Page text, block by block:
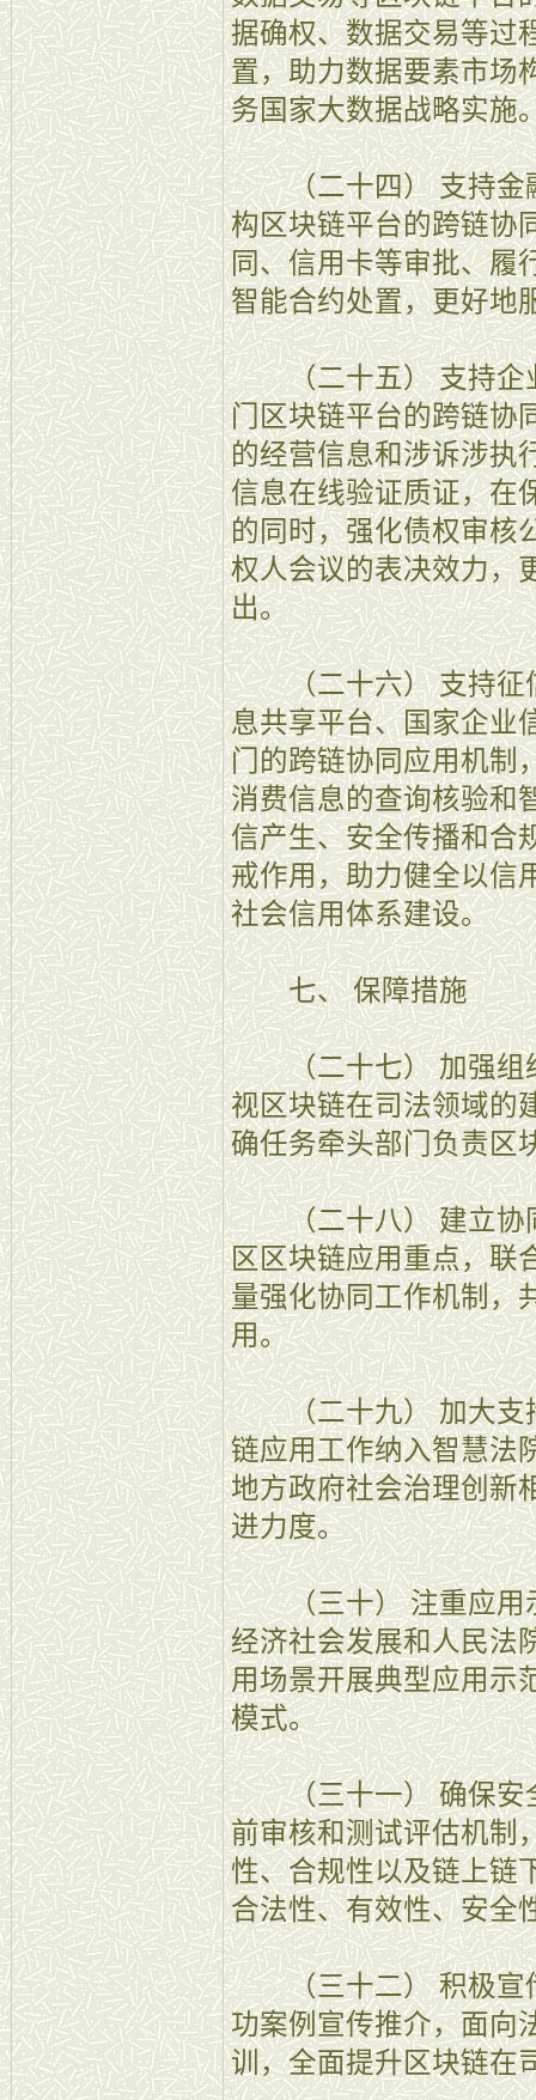
据确权、数据交易等过
置，助力数据要素市场
务国家大数据战略实施
（二十四） 支持金融
构区块链平台的跨链协
同、信用卡等审批、履
智能合约处置，更好地
（二十五） 支持企业
门区块链平台的跨链协
的经营信息和涉诉涉执
信息在线验证质证，在
的同时，强化债权审核
权人会议的表决效力，
出。
（二十六） 支持征信
息共享平台、国家企业
门的跨链协同应用机制
消费信息的查询核验和
信产生、安全传播和合
戒作用，助力健全以信
社会信用体系建设。
七、 保障措施
（二十七） 加强组织
视区块链在司法领域的
确任务牵头部门负责区
（二十八） 建立协同
区区块链应用重点，联
量强化协同工作机制，
用。
（二十九） 加大支持
链应用工作纳入智慧法
地方政府社会治理创新
进力度。
（三十） 注重应用示
经济社会发展和人民法
用场景开展典型应用示
模式。
（三十一） 确保安全
前审核和测试评估机制
性、合规性以及链上链
合法性、有效性、安全
（三十二） 积极宣传
功案例宣传推介，面向
训，全面提升区块链在